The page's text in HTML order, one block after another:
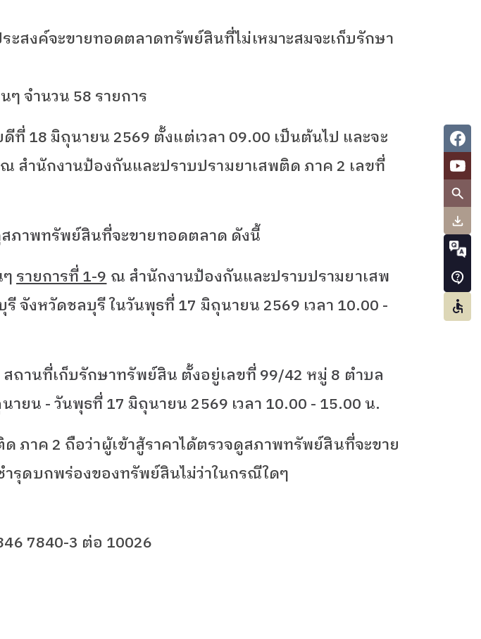
ะสงค์จะขายทอดตลาดทรัพย์สินที่ไม่เหมาะสมจะเก็บรักษา
ๆ จำนวน 58 รายการ
ที่ 18มิถุนายน 2569 ตั้งแต่เวลา 09.00 เป็นต้นไป และจะ
ณ สำนักงานป้องกันและปราบปรามยาเสพติด ภาค 2 เลขที่
ภาพทรัพย์สินที่จะขายทอดตลาด ดังนี้
ๆรายการที่ 1-9ณ สำนักงานป้องกันและปราบปรามยาเสพ
จังหวัดชลบุรี ในวันพุธที่ 17 มิถุนายน 2569 เวลา 10.00 -
ถานที่เก็บรักษาทรัพย์สิน ตั้งอยู่เลขที่ 99/42 หมู่ 8 ตำบล
ยน - วันพุธที่ 17 มิถุนายน 2569 เวลา 10.00 - 15.00 น.
ภาค 2 ถือว่าผู้เข้าสู้ราคาได้ตรวจดูสภาพทรัพย์สินที่จะขาย
รุดบกพร่องของทรัพย์สินไม่ว่าในกรณีใดๆ
7840-3 ต่อ 10026